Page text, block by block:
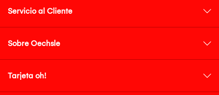
Servicio al Cliente
Sobre Oechsle
Tarjeta oh!